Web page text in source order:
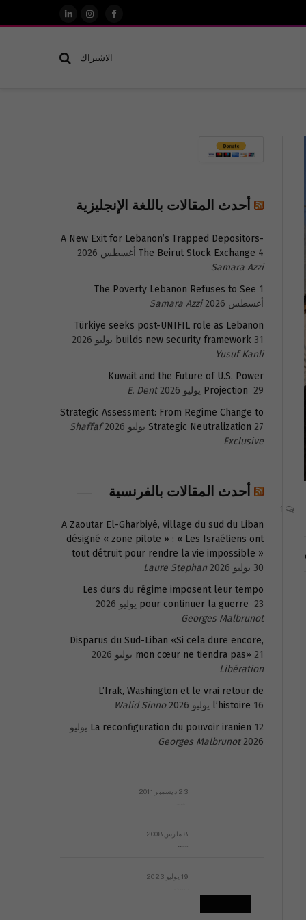
فيسبوكالانستغرام
لينكدإن
الاشتراك
أحدث المقالات باللغة الإنجليزية
A New Exit for Lebanon’s Trapped Depositors-
The Beirut Stock Exchange 4 أغسطس 2026
Samara Azzi
The Poverty Lebanon Refuses to See 1
أغسطس 2026
Samara Azzi
Türkiye seeks post-UNIFIL role as Lebanon
builds new security framework 31 يوليو 2026
Yusuf Kanli
Kuwait and the Future of U.S. Power
Projection 29 يوليو 2026
E. Dent
Strategic Assessment: From Regime Change to
Strategic Neutralization 27 يوليو 2026
Shaffaf
Exclusive
أحدث المقالات بالفرنسية
A Zaoutar El-Gharbiyé, village du sud du Liban
désigné « zone pilote » : « Les Israéliens ont
tout détruit pour rendre la vie impossible »
30 يوليو 2026
Laure Stephan
Les durs du régime imposent leur tempo
pour continuer la guerre 23 يوليو 2026
Georges Malbrunot
Disparus du Sud-Liban «Si cela dure encore,
mon cœur ne tiendra pas» 21 يوليو 2026
Libération
L’Irak, Washington et le vrai retour de
l’histoire 16 يوليو 2026
Walid Sinno
La reconfiguration du pouvoir iranien 12 يوليو
2026
Georges Malbrunot
23 ديسمبر 2011
8 مارس 2008
19 يوليو 2023